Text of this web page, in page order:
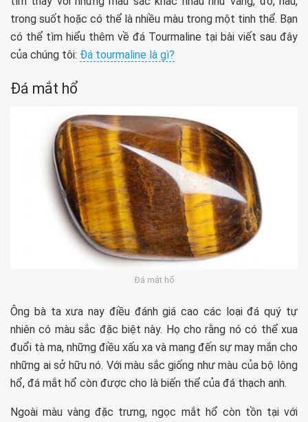
trong suốt hoặc có thể là nhiều màu trong một tinh thể. Bạn
có thể tìm hiểu thêm về đá Tourmaline tại bài viết sau đây
của chúng tôi: Đá tourmaline là gì?
Đá mắt hổ
Đá mắt hổ
Ông bà ta xưa nay điều đánh giá cao các loại đá quý tự
nhiên có màu sắc đặc biệt này. Họ cho rằng nó có thể xua
đuổi tà ma, những điều xấu xa và mang đến sự may mắn cho
những ai sở hữu nó. Với màu sắc giống như màu của bộ lông
hổ, đá mắt hổ còn được cho là biến thể của đá thạch anh.
Ngoài màu vàng đặc trưng, ngọc mắt hổ còn tồn tại với